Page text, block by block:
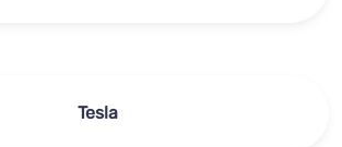
Tesla